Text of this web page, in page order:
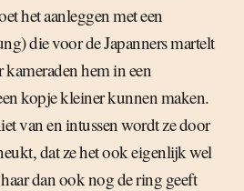
het aanleggen met een
die voor de Japanners martelt
hem in een
kopje kleiner kunnen maken.
van en intussen wordt ze door
dat ze het ook eigenlijk wel
dan ook nog de ring geeft